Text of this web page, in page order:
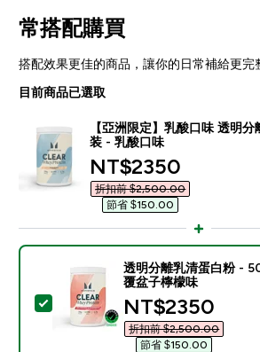
常搭配購買
搭配效果更佳的商品，讓你的日常補給更完
目前商品已選取
【亞洲限定】乳酸口味 透明
装 - 乳酸口味
discounted price
NT$2350‎
折扣前 $2,500.00‎
節省 $150.00‎
選取此商品 - 透明分離乳清蛋
透明分離乳清蛋白粉 -
覆盆子檸檬味
discounted
NT$2350‎
折扣前 $2,500.00‎
節省 $150.00‎